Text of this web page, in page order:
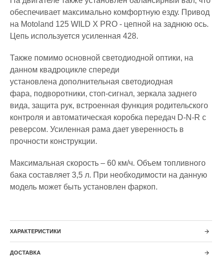
обеспечивает максимально комфортную езду. Привод
на Motoland 125 WILD X PRO - цепной на заднюю ось.
Цепь используется усиленная 428.
Также помимо основной светодиодной оптики, на
данном квадроцикле спереди
установлена дополнительная светодиодная
фара, подворотники, стоп-сигнал, зеркала заднего
вида, защита рук, встроенная функция родительского
контроля и автоматическая коробка передач D-N-R с
реверсом. Усиленная рама дает уверенность в
прочности конструкции.
Максимальная скорость – 60 км/ч. Объем топливного
бака составляет 3,5 л. При необходимости на данную
модель может быть установлен фаркоп.
ХАРАКТЕРИСТИКИ
ДОСТАВКА